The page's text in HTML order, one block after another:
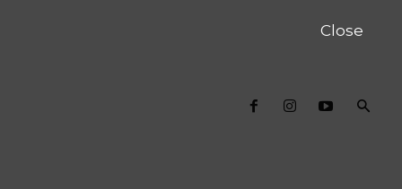
Close